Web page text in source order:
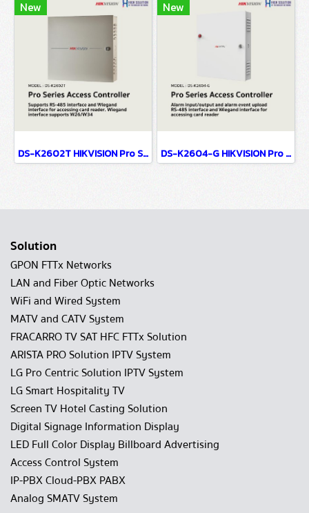
New
DS-K2602T HIKVISION Pro Series Access Controller
New
DS-K2604-G HIKVISION Pro Series Access Controller
Solution
GPON FTTx Networks
LAN and Fiber Optic Networks
WiFi and Wired System
MATV and CATV System
FRACARRO TV SAT HFC FTTx Solution
ARISTA PRO Solution IPTV System
LG Pro Centric Solution IPTV System
LG Smart Hospitality TV
Screen TV Hotel Casting Solution
Digital Signage Information Display
LED Full Color Display Billboard Advertising
Access Control System
IP-PBX Cloud-PBX PABX
Analog SMATV System